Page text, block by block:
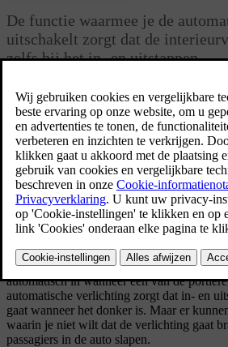
De functie waarmee je de
uitschakelt zorgt dat de
zelfs bij het in- en uitstappen.
De knop voor het uitschakelen van
verlichting in de plafondconsole
De functie voor het uitschakelen van de
soms ook instapverlichting genoemd,
automatisch in wanneer een van de
automatische verlichting zorgt dat in- en
gaat wanneer het donker is. Maar er
waarin je niet wilt dat de verlichting gaat
passagiers in de auto slapen.